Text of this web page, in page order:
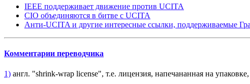
IEEE поддерживает движение против UCITA
CIO объединяются в битве с UCITA
Анти-UCITA и другие интересные ссылки, поддерживаемые
Комментарии переводчика
1) англ. "shrink-wrap license", т.е. лицензия, напечананная на